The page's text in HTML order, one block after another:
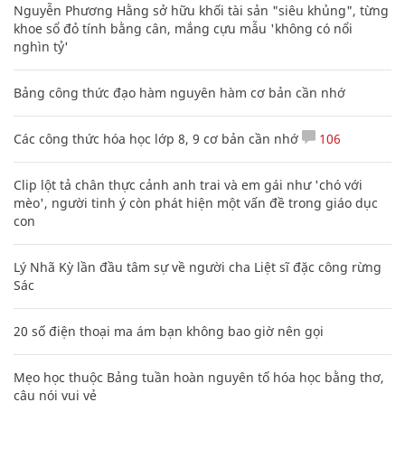
Nguyễn Phương Hằng sở hữu khối tài sản "siêu khủng", từng
khoe sổ đỏ tính bằng cân, mắng cựu mẫu 'không có nổi
nghìn tỷ'
Bảng công thức đạo hàm nguyên hàm cơ bản cần nhớ
Các công thức hóa học lớp 8, 9 cơ bản cần nhớ 106
Clip lột tả chân thực cảnh anh trai và em gái như 'chó với
mèo', người tinh ý còn phát hiện một vấn đề trong giáo dục
con
Lý Nhã Kỳ lần đầu tâm sự về người cha Liệt sĩ đặc công rừng
Sác
20 số điện thoại ma ám bạn không bao giờ nên gọi
Mẹo học thuộc Bảng tuần hoàn nguyên tố hóa học bằng thơ,
câu nói vui vẻ